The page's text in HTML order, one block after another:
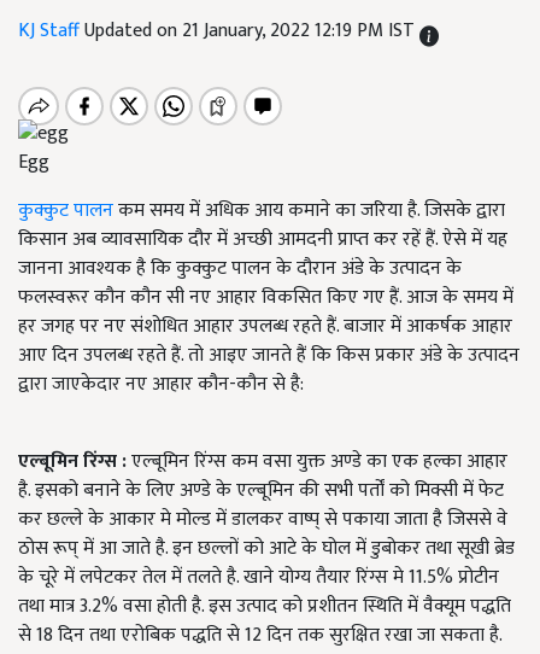
KJ StaffUpdated on 21 January, 2022 12:19 PM IST
Egg
कुक्कुट पालनकम समय में अधिक आय कमाने का जरिया है. जिसके द्वारा
किसान अब व्यावसायिक दौर में अच्छी आमदनी प्राप्त कर रहें हैं. ऐसे में यह
जानना आवश्यक है कि कुक्कुट पालन के दौरान अंडे के उत्पादन के
फलस्वरूर कौन कौन सी नए आहार विकसित किए गए हैं. आज के समय में
हर जगह पर नए संशोधित आहार उपलब्ध रहते हैं. बाजार में आकर्षक आहार
आए दिन उपलब्ध रहते हैं. तो आइए जानते हैं कि किस प्रकार अंडे के उत्पादन
द्वारा जाएकेदार नए आहार कौन-कौन से है:
एल्बूमिन रिंग्स:एल्बूमिन रिंग्स कम वसा युक्त अण्डे का एक हल्का आहार
है. इसको बनाने के लिए अण्डे के एल्बूमिन की सभी पर्तों को मिक्सी में फेट
कर छल्ले के आकार मे मोल्ड में डालकर वाष्प् से पकाया जाता है जिससे वे
ठोस रूप् में आ जाते है. इन छल्लों को आटे के घोल में डुबोकर तथा सूखी ब्रेड
के चूरे में लपेटकर तेल में तलते है. खाने योग्य तैयार रिंग्स मे 11.5% प्रोटीन
तथा मात्र 3.2% वसा होती है. इस उत्पाद को प्रशीतन स्थिति में वैक्यूम पद्धति
से 18 दिन तथा एरोबिक पद्धति से 12 दिन तक सुरक्षित रखा जा सकता है.